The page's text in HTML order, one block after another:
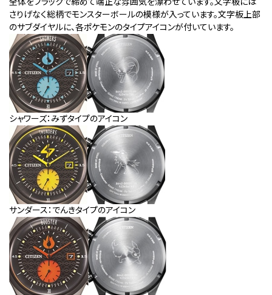
さりげなく総柄でモンスターボールの模様が入っています。文字板上部
のサブダイヤルに、各ポケモンのタイプアイコンが付いています。
シャワーズ：みずタイプのアイコン
サンダース：でんきタイプのアイコン